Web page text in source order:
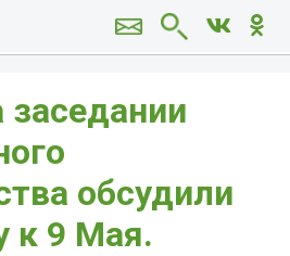
заседании
обсудили
к 9 Мая.